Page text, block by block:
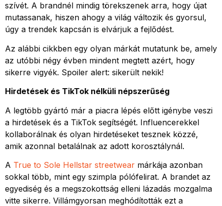
szívét. A brandnél mindig törekszenek arra, hogy újat
mutassanak, hiszen ahogy a világ változik és gyorsul,
úgy a trendek kapcsán is elvárjuk a fejlődést.
Az alábbi cikkben egy olyan márkát mutatunk be, amely
az utóbbi négy évben mindent megtett azért, hogy
sikerre vigyék. Spoiler alert: sikerült nekik!
Hirdetések és TikTok nélküli népszerűség
A legtöbb gyártó már a piacra lépés előtt igénybe veszi
a hirdetések és a TikTok segítségét. Influencerekkel
kollaborálnak és olyan hirdetéseket tesznek közzé,
amik azonnal betalálnak az adott korosztálynál.
A True to Sole Hellstar streetwear márkája azonban
sokkal több, mint egy szimpla pólófelirat. A brandet az
egyediség és a megszokottság elleni lázadás mozgalma
vitte sikerre. Villámgyorsan meghódították ezt a